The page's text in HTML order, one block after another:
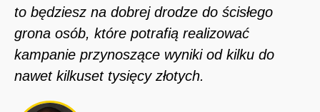
to będziesz na dobrej drodze do ścisłego
grona osób, które potrafią realizować
kampanie przynoszące wyniki od kilku do
nawet kilkuset tysięcy złotych.